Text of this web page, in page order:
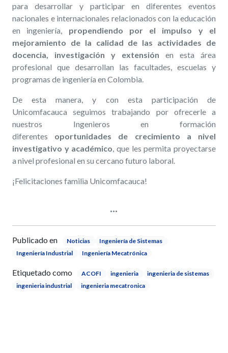
para desarrollar y participar en diferentes eventos
nacionales e internacionales relacionados con la educación
en ingeniería, propendiendo por el impulso y el
mejoramiento de la calidad de las actividades de
docencia, investigación y extensión en esta área
profesional que desarrollan las facultades, escuelas y
programas de ingeniería en Colombia.
De esta manera, y con esta participación de
Unicomfacauca seguimos trabajando por ofrecerle a
nuestros Ingenieros en formación
diferentes oportunidades de crecimiento a nivel
investigativo y académico , que les permita proyectarse
a nivel profesional en su cercano futuro laboral.
¡Felicitaciones familia Unicomfacauca!
Publicado en Noticias
Ingeniería de Sistemas
Ingeniería Industrial
Ingeniería Mecatrónica
Etiquetado como ACOFI ingenieria
ingenieria de sistemas
ingenieria industrial
ingenieria mecatronica